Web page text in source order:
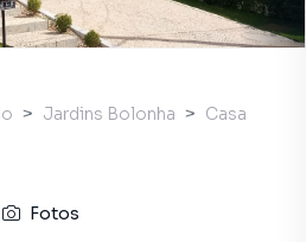
Jardins Bolonha
Casa
Fotos